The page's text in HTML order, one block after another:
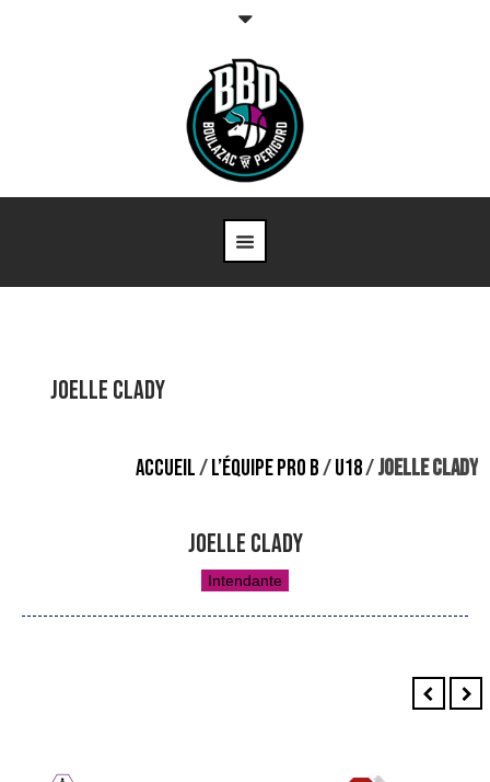
Joelle CLADY
ACCUEIL/L’ÉQUIPE PRO B/U18/JOELLE CLADY
JOELLE CLADY
Intendante